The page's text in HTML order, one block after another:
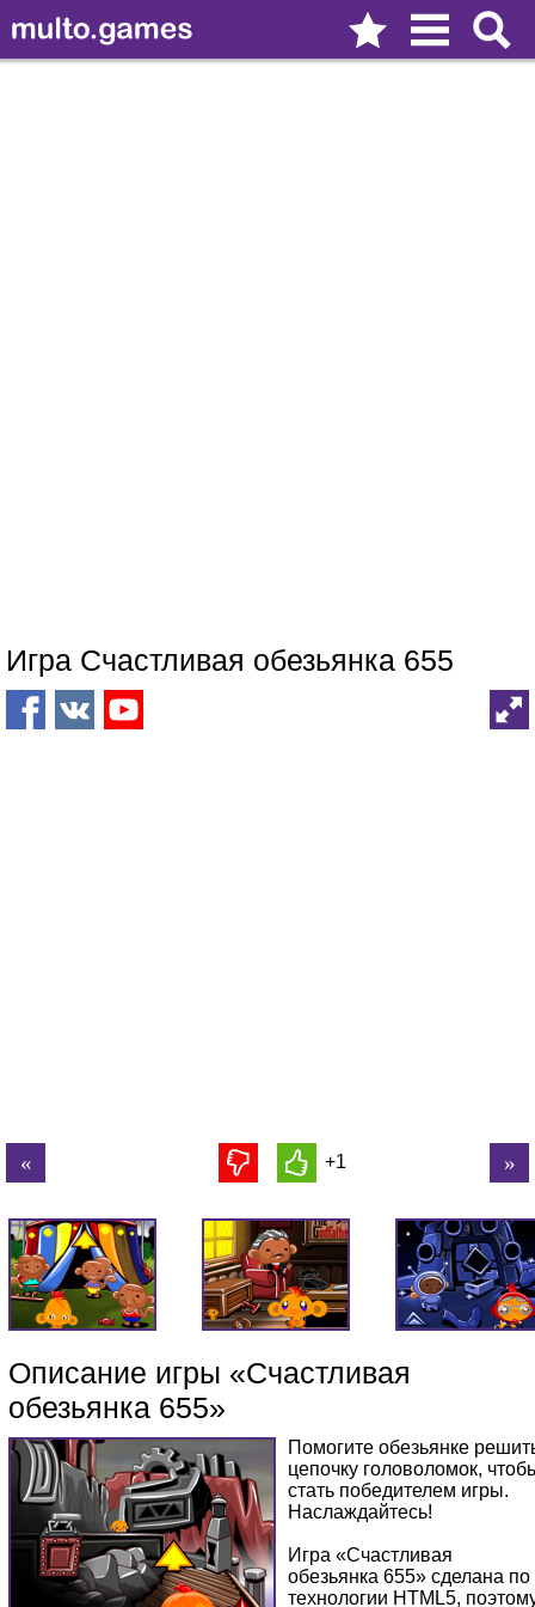
Игра Счастливая обезьянка 655
+1
Описание игры «Счастливая
обезьянка 655»
Помогите обезьянке
цепочку головоломок,
стать победителем игры.
Наслаждайтесь!
Игра «Счастливая
обезьянка 655» сделана по
технологии HTML5,